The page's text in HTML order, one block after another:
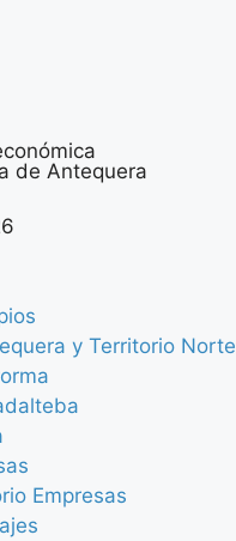
de Antequera
y Territorio Norte
Empresas